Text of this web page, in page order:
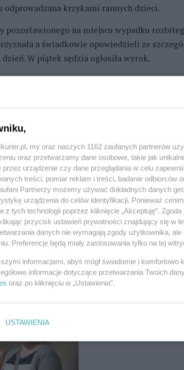
odprowadzana krzykami rannych dzieci.
pozostawionego na miejscu wypadku
a świadkowie opowiedzieli ze
W piątek sędzia ogłosiła wyrok.
sędzia. - Kara 8 lat pozbawienia
mechanicznych na zawsze. Ma też
pokrzywdzonych.©℗
REKLAMA
my oraz naszych 1162 zaufanych partnerów
oraz przetwarzamy dane osobowe, takie jak
przez urządzenie czy dane przeglądania w celu
treści, pomiar reklam i treści, badanie odbiorców
Partnerzy możemy używać dokładnych danych
urządzenia do celów identyfikacji. Ponieważ
z tych technologii poprzez kliknięcie „Akceptuję”.
przycisk ustawień prywatności znajdujący się w
danych nie wymagają zgody użytkownika,
Preferencje będą miały zastosowania tylko na tej
informacjami, abyś mógł świadomie i
informacje dotyczące przetwarzania Twoich
oraz po kliknięciu w „Ustawienia”.
USTAWIENIA